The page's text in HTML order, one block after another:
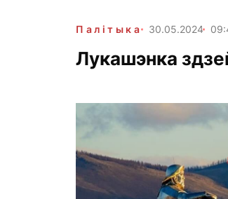
Палітыка 30.05.2024
Лукашэнка